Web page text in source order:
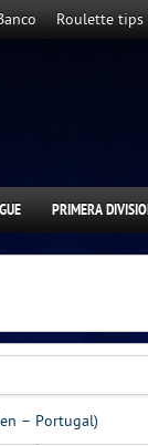
Roulette tips
PRIMERA
– Portugal)